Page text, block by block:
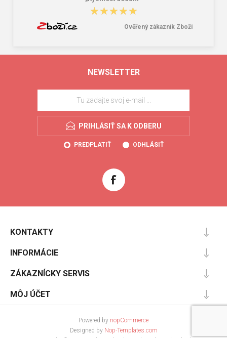
★★★★★
★★★★★
Ověřený zákazník Zboží
NEWSLETTER
PRIHLÁSIŤ SA K ODBERU
PREDPLATIŤ ODHLÁSIŤ
KONTAKTY
INFORMÁCIE
ZÁKAZNÍCKY SERVIS
MÔJ ÚČET
Powered by nopCommerce
Designed by Nop-Templates.com